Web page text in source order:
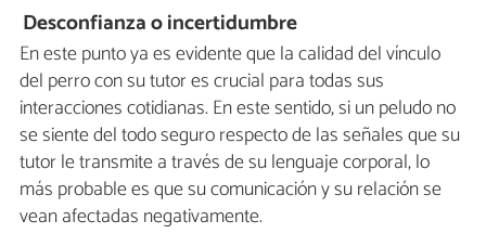
Desconfianza o incertidumbre
En este punto ya es evidente que la calidad del vínculo
del perro con su tutor es crucial para todas sus
interacciones cotidianas. En este sentido, si un peludo no
se siente del todo seguro respecto de las señales que su
tutor le transmite a través de su lenguaje corporal, lo
más probable es que su comunicación y su relación se
vean afectadas negativamente.